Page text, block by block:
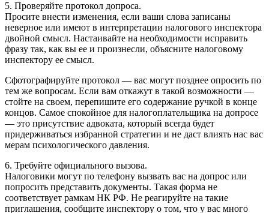
5. Проверяйте протокол допроса.
Просите внести изменения, если ваши слова записаны
неверное или имеют в интерпретации налогового инспектора
двойной смысл. Настаивайте на необходимости исправить
фразу так, как вы ее и произнесли, объясните налоговому
инспектору ее смысл.
Сфотографируйте протокол — вас могут позднее опросить по
тем же вопросам. Если вам откажут в такой возможности —
стойте на своем, перепишите его содержание ручкой в конце
концов. Самое спокойное для налогоплательщика на допросе
— это присутствие адвоката, который всегда будет
придерживаться избранной стратегии и не даст влиять нас вас
мерам психологического давления.
6. Требуйте официального вызова.
Налоговики могут по телефону вызвать вас на допрос или
попросить представить документы. Такая форма не
соответствует рамкам НК РФ. Не реагируйте на такие
приглашения, сообщите инспектору о том, что у вас много